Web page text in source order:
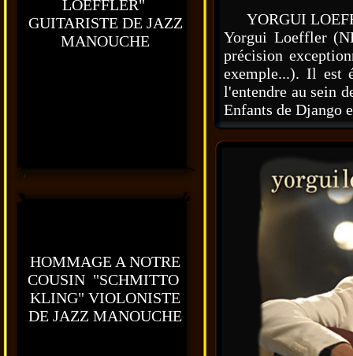
LOEFFLER"
GUITARISTE DE JAZZ
MANOUCHE
HOMMAGE A NOTRE
COUSIN "SCHMITTO
KLING" VIOLONISTE
DE JAZZ MANOUCHE
YORGUI
Yorgui Loeffler
précision
exemple...). Il est
l'entendre au sein
Enfants de Django